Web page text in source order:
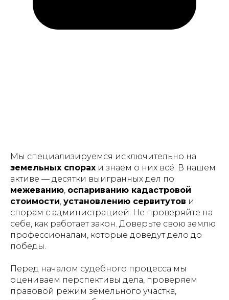
Мы специализируемся исключительно на
земельных спорах и знаем о них всё. В нашем
активе — десятки выигранных дел по
межеванию, оспариванию кадастровой
стоимости, установлению сервитутов и
спорам с администрацией. Не проверяйте на
себе, как работает закон. Доверьте свою землю
профессионалам, которые доведут дело до
победы.
Перед началом судебного процесса мы
оцениваем перспективы дела, проверяем
правовой режим земельного участка,